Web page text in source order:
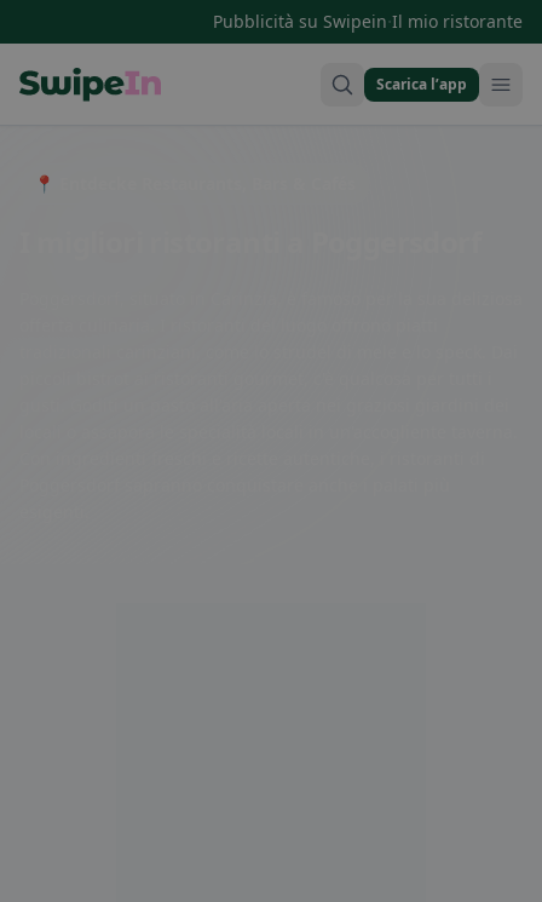
Pubblicità su Swipein·Il mio ristorante
Scarica l’app
📍 Entdecke Restaurants, Bars & Cafés